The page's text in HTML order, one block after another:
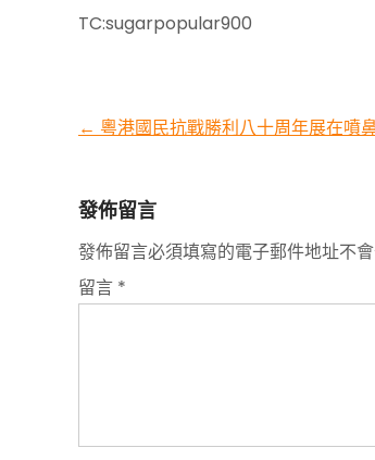
TC:sugarpopular900
Post
← 粵港國民抗戰勝利八十周年展在噴
發佈留言
發佈留言必須填寫的電子郵件地址不會
留言 *